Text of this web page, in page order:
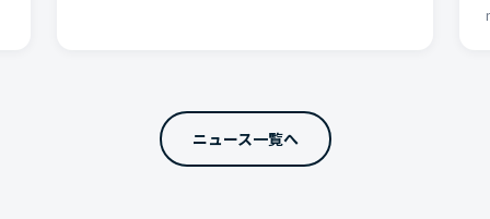
ニュース一覧へ